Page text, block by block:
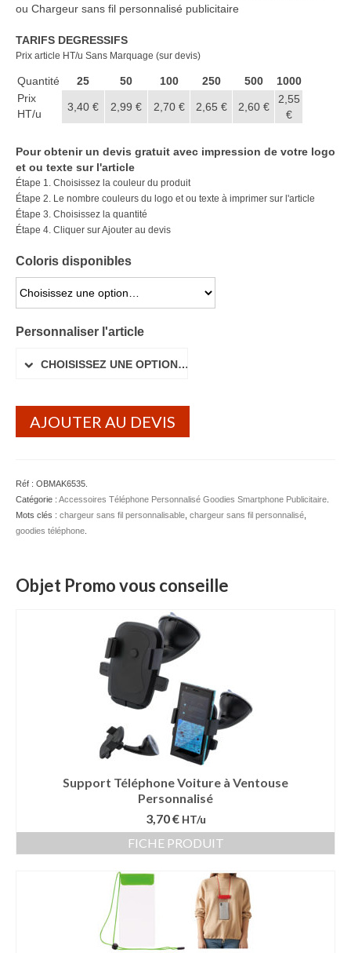
Carnet A6 personnalisé
Chapeau publicitaire
Clé USB personnalisée
Éventail personnalisé
Gobelet réutilisable & Verre
Haut-parleur Bluetooth
Lunettes de soleil
Porte-clés personnalisé
Porte-monnaie Porte Carte Portefeuille
Serviette Personnalisée
Stylo Publicitaire
Voiture Goodies
Gourde & Bouteille
Bouteille Personnalisable
Mug & Tasse
Tasse Expresso publicitaire
Bouteille & Mug Isotherme
Bouteille isotherme
Mug isotherme
Chemise Publicitaire
Polo Publicitaire
Sweat-shirt
Tee-shirt publicitaire
Vêtement Haute Visibilité
ou Chargeur sans fil personnalisé publicitaire
TARIFS DEGRESSIFS
Prix article HT/u Sans Marquage (sur devis)
Quantité 25 50 100 250 500
1000
Prix
HT/u
3,40 € 2,99 € 2,70 € 2,65 € 2,60 €
2,55
€
Pour obtenir un devis gratuit avec impression de votre logo
et ou texte sur l'article
Étape 1. Choisissez la couleur du produit
Étape 2. Le nombre couleurs du logo et ou texte à imprimer sur l'article
Étape 3. Choisissez la quantité
Étape 4. Cliquer sur Ajouter au devis
Coloris disponibles
CHOISISSEZ UNE OPTION…
Personnaliser l'article
CHOISISSEZ UNE OPTION…
AJOUTER AU DEVIS
Réf : OBMAK6535
Catégorie : Accessoires Téléphone Personnalisé Goodies Smartphone Publicitaire
Mots clés : chargeur sans fil personnalisable chargeur sans fil personnalisé
goodies téléphone
Objet Promo vous conseille
Support Téléphone Voiture à Ventouse
Personnalisé
3,70 € HT/u
FICHE PRODUIT